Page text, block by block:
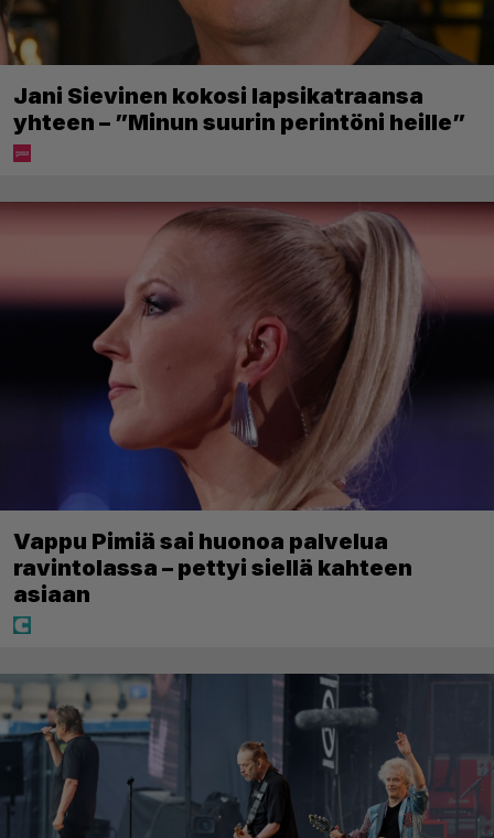
Jani Sievinen kokosi lapsikatraansa
yhteen – ”Minun suurin perintöni heille”
Vappu Pimiä sai huonoa palvelua
ravintolassa – pettyi siellä kahteen
asiaan